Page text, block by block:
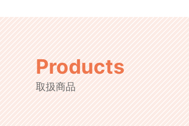
Products
取扱商品